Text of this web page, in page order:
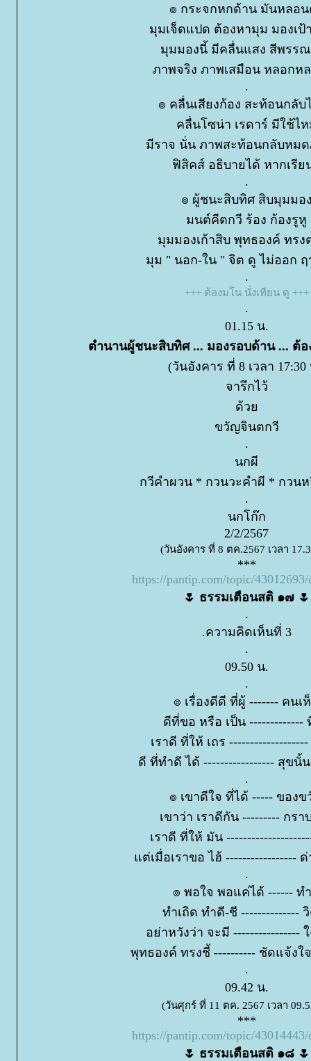
๏ กระจกหกด้าน มันหลอน
มุมเจ็ดแปด ต้องหามุม มองเ
มุมมองนี้ มีคลื่นแสง สีพรร
ภาพจริง ภาพเสมือน หลอกห
.
๏ คลื่นเสียงก้อง สะท้อนกลับ
คลื่นโซน่า เรดาร์ มีใช้ไ
มีราจ นั่น ภาพสะท้อนกลับหม
ฟิสิคส์ อธิบายได้ หากเรีย
.
๏ ผู้ชนะสิบทิศ สิบมุมมอ
มนต์คีตกวี ร้อง ก้องรูหู
มุมมองเก้าสิบ พุทธองค์ ทรง
มุม " นอก-ใน " จิต ดู ไม่ออก
.
+++ ต้องมโน นั่งเทียน ดู +++
.
01.15 น.
ตำนานผู้ชนะสิบทิศ ... มองรอบด้าน ... ต้
(วันอังคาร ที่ 8 เวลา 17:30
จารึกไว้
ด้ว
ขวัญจินตกวี
.
นกผี
กวีคำผวน * กวนวะคำผี * กวน
.
นกโก๊ก
2/2/2567
(วันอังคาร ที่ 8 ตค.2567 เวลา
***
https://pantip.com/topic/43012693/
🌷 ธรรมเตือนสติ ๑๗ 🌷
.
.ความคิดเห็นที่ 3
.
09.50 น.
.
๏ เรื่องดีดี ที่ผู้ ------- คนเ
ดีที่ขอ หรือ เป็น -------------
เราดี ที่ให้ เถร
ดี ที่ทำดี ได้ ----------------- สุขนั้น
.
๏ เขาดีใจ ที่ได้ ----- ของ
เขาว่า เราดีกัน --------- กรา
เราดี ที่ให้ มัน
ต่เมื่อเราขอ ไฮ้ -----------------
.
๏ พอใจ พอแค่ได้ ------ ท
ทำเถิด ทำดี-ชี --------------
อย่าหวังว่า จะมี ----------------
พุทธองค์ ทรงชี้ ---------- ชัดแจ้งใ
.
09.42 น.
(วันศุกร์ ที่ 11 ตค. 2567 เวลา
***
https://pantip.com/topic/43014443/
🌷 ธรรมเตือนสติ ๑๘ 🌷